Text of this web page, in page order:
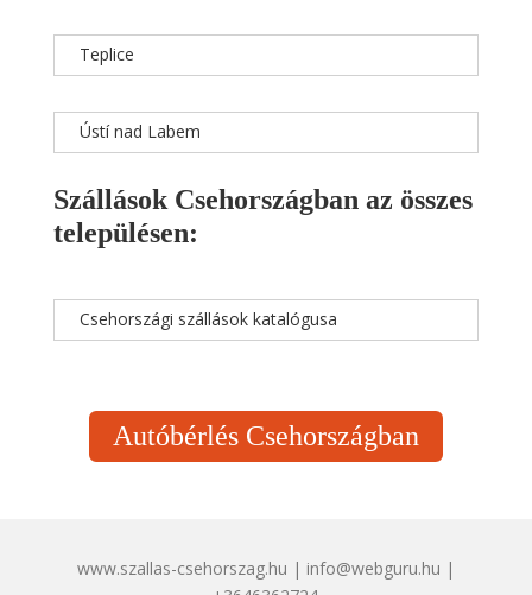
Teplice
Ústí nad Labem
Szállások Csehországban az összes
településen:
Csehországi szállások katalógusa
Autóbérlés Csehországban
www.szallas-csehorszag.hu | info@webguru.hu |